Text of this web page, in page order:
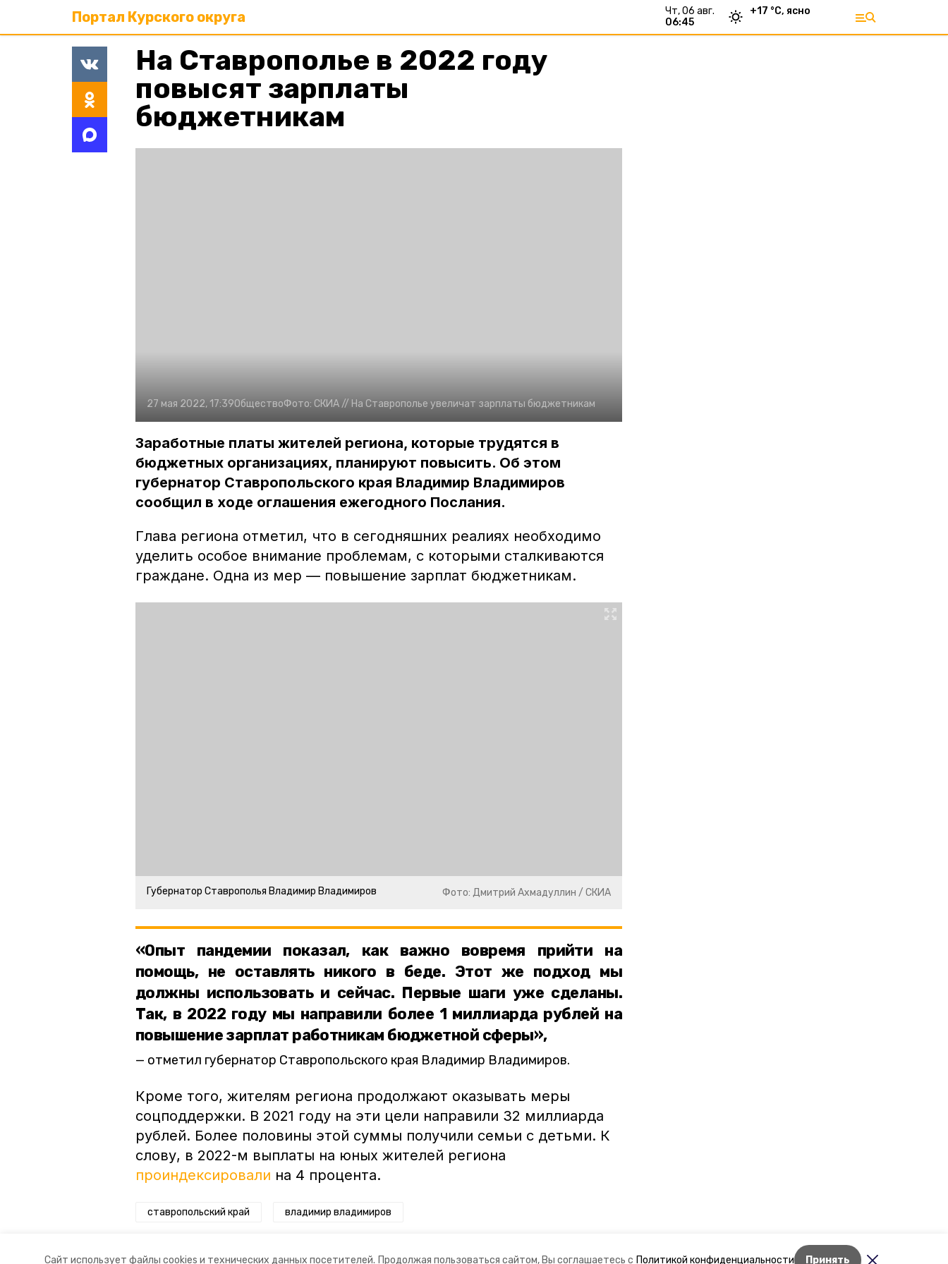
Сайт использует файлы cookies и технических данных посетителей. Продолжая пользоваться сайтом, Вы соглашаетесь с Политикой конфиденциальности Принять
Портал Курского округа
чт, 06 авг.
06:45
+17 °С, ясно
Лента новостей
На Ставрополье в 2022 году
повысят зарплаты
бюджетникам
27 мая 2022, 17:39ОбществоФото: СКИА // На Ставрополье увеличат зарплаты бюджетникам
Заработные платы жителей региона, которые трудятся в
бюджетных организациях, планируют повысить. Об этом
губернатор Ставропольского края Владимир Владимиров
сообщил в ходе оглашения ежегодного Послания.
Глава региона отметил, что в сегодняшних реалиях необходимо
уделить особое внимание проблемам, с которыми сталкиваются
граждане. Одна из мер –– повышение зарплат бюджетникам.
Губернатор Ставрополья Владимир Владимиров Фото: Дмитрий Ахмадуллин / СКИА
«Опыт пандемии показал, как важно вовремя прийти на
помощь, не оставлять никого в беде. Этот же подход мы
должны использовать и сейчас. Первые шаги уже сделаны.
Так, в 2022 году мы направили более 1 миллиарда рублей на
повышение зарплат работникам бюджетной сферы»,
отметил губернатор Ставропольского края Владимир Владимиров.
Кроме того, жителям региона продолжают оказывать меры
соцподдержки. В 2021 году на эти цели направили 32 миллиарда
рублей. Более половины этой суммы получили семьи с детьми. К
слову, в 2022-м выплаты на юных жителей региона
проиндексировали на 4 процента.
ставропольский край владимир владимиров